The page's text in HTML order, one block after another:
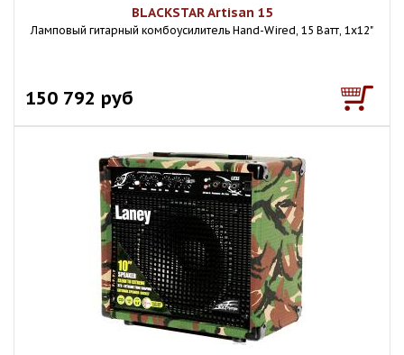
BLACKSTAR Artisan 15
Ламповый гитарный комбоусилитель Hand-Wired, 15 Ватт, 1x12"
150 792 руб